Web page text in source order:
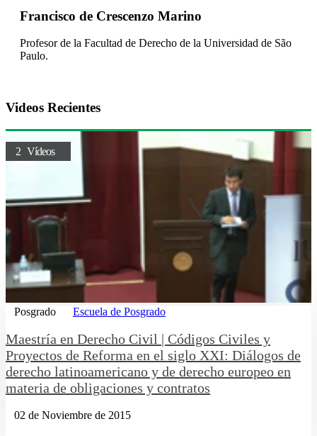
Francisco de Crescenzo Marino
Profesor de la Facultad de Derecho de la Universidad de São
Paulo.
Videos Recientes
2 Vídeos
Posgrado Escuela de Posgrado
Maestría en Derecho Civil | Códigos Civiles y
Proyectos de Reforma en el siglo XXI: Diálogos de
derecho latinoamericano y de derecho europeo en
materia de obligaciones y contratos
02 de Noviembre de 2015